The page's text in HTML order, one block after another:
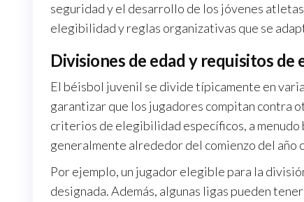
seguridad y el desarrollo de los jóvenes
elegibilidad y reglas organizativas que se
Divisiones de edad y requisitos de
El béisbol juvenil se divide típicamente en
garantizar que los jugadores compitan contra
criterios de elegibilidad específicos, a menudo
generalmente alrededor del comienzo del año
Por ejemplo, un jugador elegible para la
designada. Además, algunas ligas pueden